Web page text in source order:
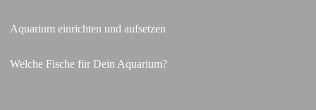
Aquarium einrichten und aufsetzen
Welche Fische für Dein Aquarium?